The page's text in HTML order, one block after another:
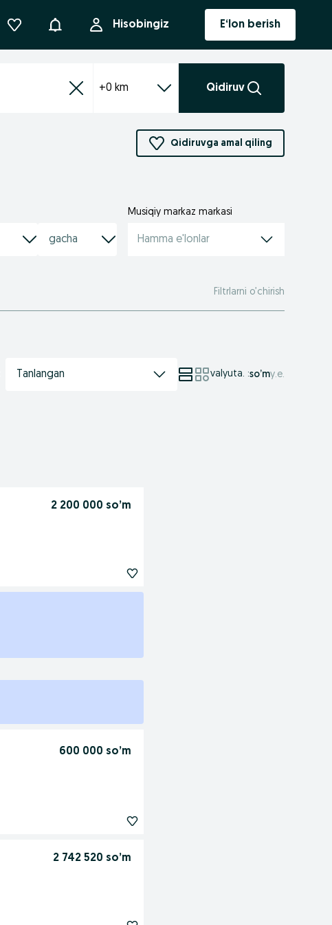
Bildirishnoma Hisobingiz E‘lon berish
+0 km Qidiruv
Qidiruvga amal qiling
Musiqiy markaz markasi
Hamma e'lonlar
Filtrlarni o’chirish
Tanlangan valyuta. :so’mу.е.
2 200 000 so’m
600 000 so’m
2 742 520 so’m